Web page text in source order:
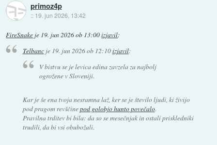
primoz4p
:: 19. jun 2026, 13:42
FireSnake je 19. jun 2026 ob 13:00izjavil:
Telbancje 19. jun 2026 ob 12:10izjavil:
V bistvu se je levica edina zavzela za najbolj
ogrožene v Sloveniji.
Kar je še ena tvoja nesramna laž, ker se je število ljudi, ki živijo
pod pragom revščinepod golobjo hunto povečalo.
Pravilna trditev bi bila: da so se mesečnjak in ostali priskledniki
trudili, da bi vsi obubožali.